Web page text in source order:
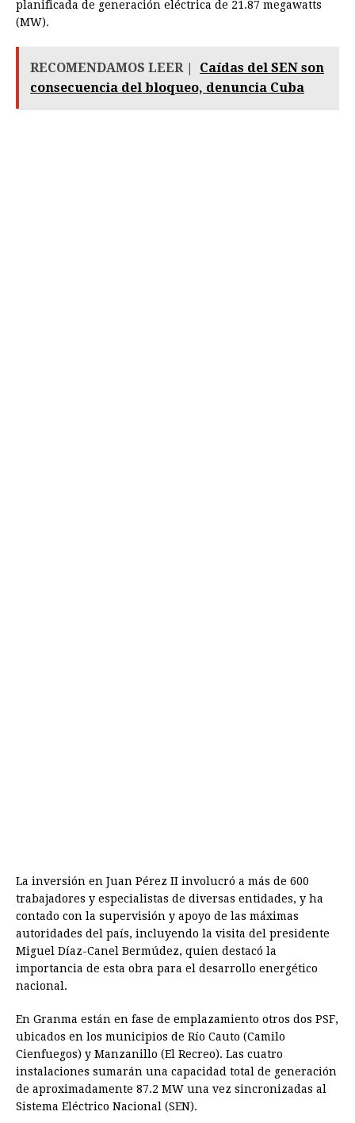
planificada de generación eléctrica de 21.87 megawatts
(MW).
RECOMENDAMOS LEER |
Caídas del SEN son
consecuencia del bloqueo, denuncia Cuba
La inversión en Juan Pérez II involucró a más de 600
trabajadores y especialistas de diversas entidades, y ha
contado con la supervisión y apoyo de las máximas
autoridades del país, incluyendo la visita del presidente
Miguel Díaz-Canel Bermúdez, quien destacó la
importancia de esta obra para el desarrollo energético
nacional.
En Granma están en fase de emplazamiento otros dos PSF,
ubicados en los municipios de Río Cauto (Camilo
Cienfuegos) y Manzanillo (El Recreo). Las cuatro
instalaciones sumarán una capacidad total de generación
de aproximadamente 87.2 MW una vez sincronizadas al
Sistema Eléctrico Nacional (SEN).